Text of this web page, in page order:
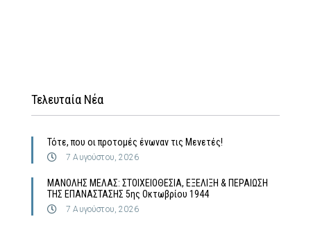
Τελευταία Νέα
Τότε, που οι προτομές ένωναν τις Μενετές!
7 Αυγούστου, 2026
MΑΝΟΛΗΣ ΜΕΛΑΣ: ΣΤΟΙΧΕΙΟΘΕΣΙΑ, ΕΞΕΛΙΞΗ & ΠΕΡΑΙΩΣΗ
ΤΗΣ ΕΠΑΝΑΣΤΑΣΗΣ 5ης Οκτωβρίου 1944
7 Αυγούστου, 2026